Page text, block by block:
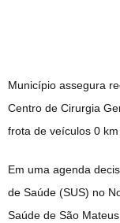
Município assegura
Centro de Cirurgia
frota de veículos 0
Em uma agenda
de Saúde (SUS) no
Saúde de São